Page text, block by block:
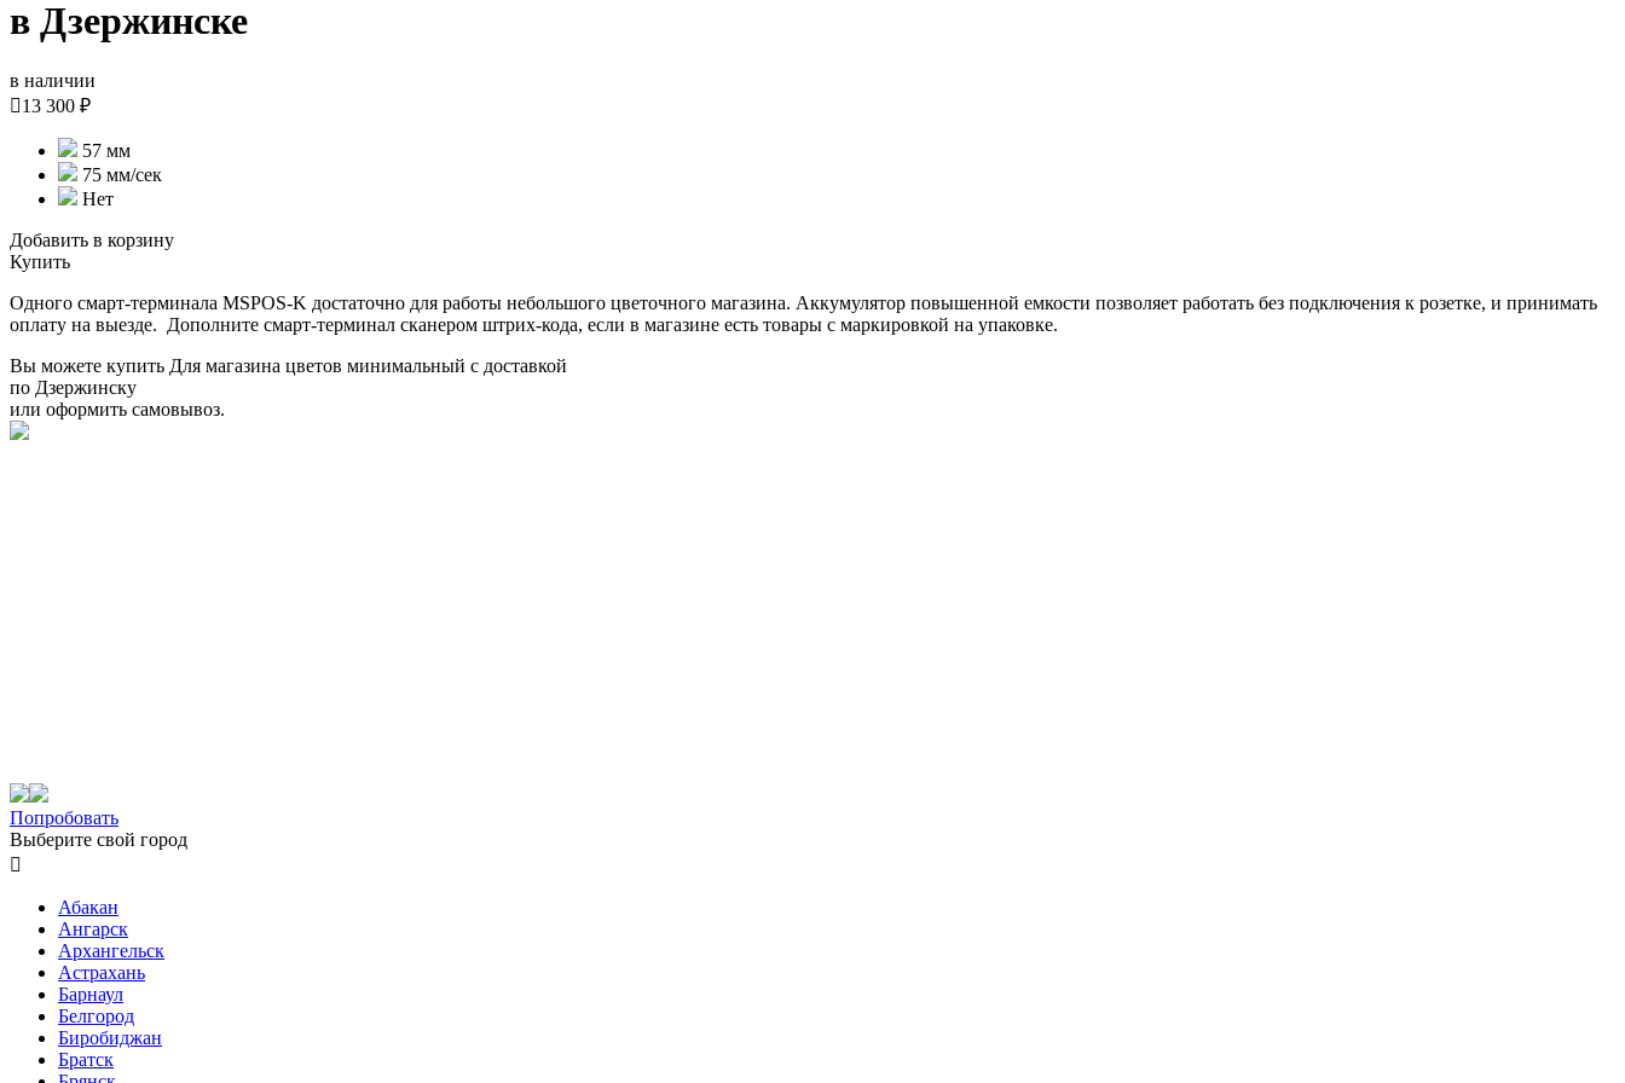
в Дзержинске
в наличии
13 300 ₽
57 мм
75 мм/cек
Нет
Добавить в корзину
Купить
Одного смарт-терминала MSPOS-K достаточно для работы небольшого цветочного магазина. Аккумулятор повышенной емкости позволяет работать без подключения к розетке, и принимать
оплату на выезде. Дополните смарт-терминал сканером штрих-кода, если в магазине есть товары с маркировкой на упаковке.
Вы можете купить Для магазина цветов минимальный с доставкой
по Дзержинску
или оформить самовывоз.
Попробовать
Выберите свой город

Абакан
Ангарск
Архангельск
Астрахань
Барнаул
Белгород
Биробиджан
Братск